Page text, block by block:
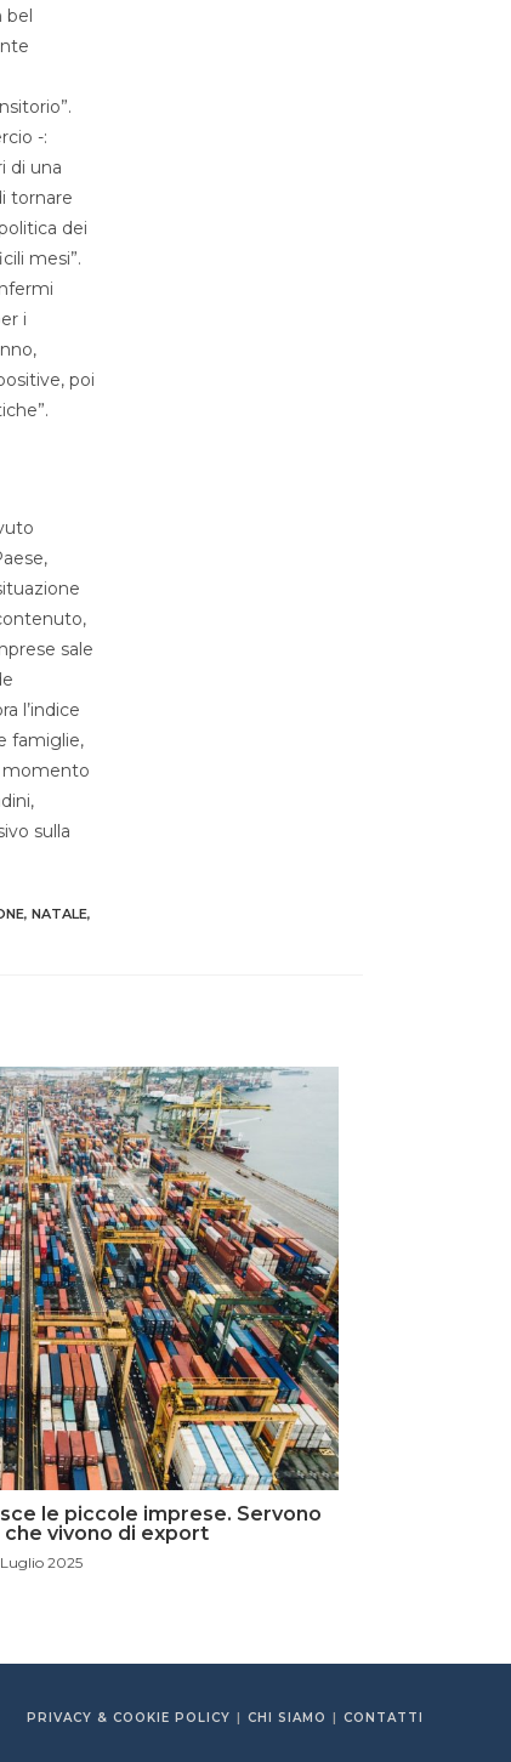
bel
-:
di una
tornare
dei
mesi”.
i
poi
sale
l’indice
famiglie,
momento
sulla
, NATALE,
le piccole imprese. Servono
che vivono di export
2025
PRIVACY & COOKIE POLICY CHI SIAMO CONTATTI